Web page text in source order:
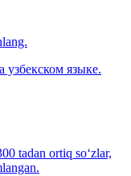
узбекском языке.
tadan ortiq so‘zlar,